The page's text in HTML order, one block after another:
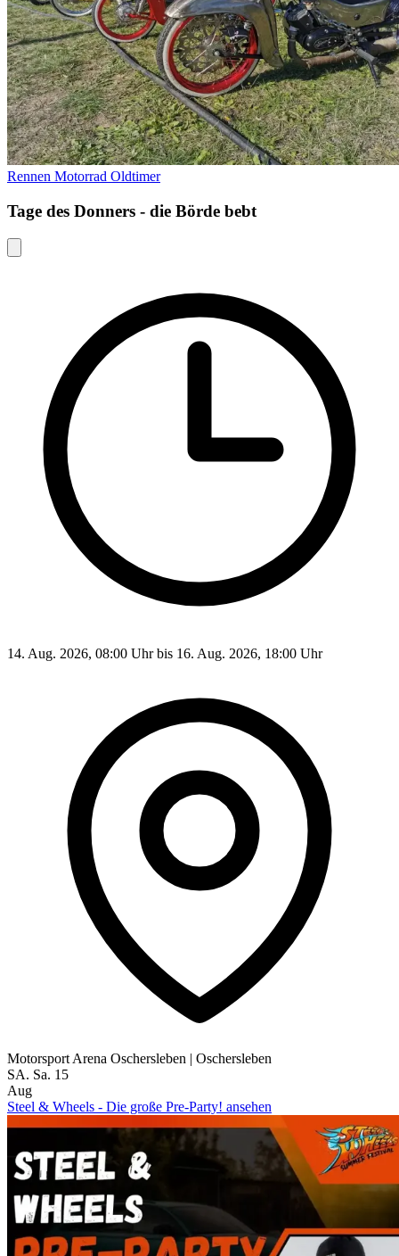
Rennen Motorrad Oldtimer
Tage des Donners - die Börde bebt
14. Aug. 2026, 08:00 Uhr bis 16. Aug. 2026, 18:00 Uhr
Motorsport Arena Oschersleben | Oschersleben
SA. Sa. 15
Aug
Steel & Wheels - Die große Pre-Party! ansehen